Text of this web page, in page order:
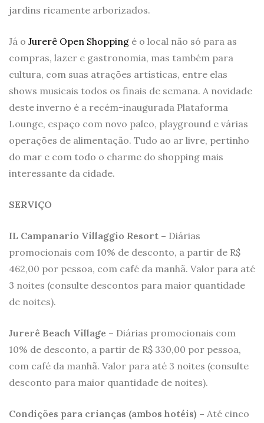
jardins ricamente arborizados.
Já o Jurerê Open Shopping é o local não só para as
compras, lazer e gastronomia, mas também para
cultura, com suas atrações artísticas, entre elas
shows musicais todos os finais de semana. A novidade
deste inverno é a recém-inaugurada Plataforma
Lounge, espaço com novo palco, playground e várias
operações de alimentação. Tudo ao ar livre, pertinho
do mar e com todo o charme do shopping mais
interessante da cidade.
SERVIÇO
IL Campanario Villaggio Resort – Diárias
promocionais com 10% de desconto, a partir de R$
462,00 por pessoa, com café da manhã. Valor para até
3 noites (consulte descontos para maior quantidade
de noites).
Jurerê Beach Village – Diárias promocionais com
10% de desconto, a partir de R$ 330,00 por pessoa,
com café da manhã. Valor para até 3 noites (consulte
desconto para maior quantidade de noites).
Condições para crianças (ambos hotéis) – Até cinco